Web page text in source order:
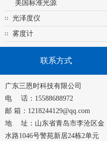
美国标准光源
光泽度仪
雾度计
联系方式
广东三恩时科技有限公司
电 话：15588688972
邮 箱：1218244129@qq.com
地 址：山东省青岛市李沧区金
水路1046号警苑新居24栋2单元